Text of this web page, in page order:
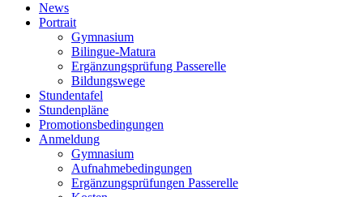
News
Portrait
Gymnasium
Bilingue-Matura
Ergänzungsprüfung Passerelle
Bildungswege
Stundentafel
Stundenpläne
Promotionsbedingungen
Anmeldung
Gymnasium
Aufnahmebedingungen
Ergänzungsprüfungen Passerelle